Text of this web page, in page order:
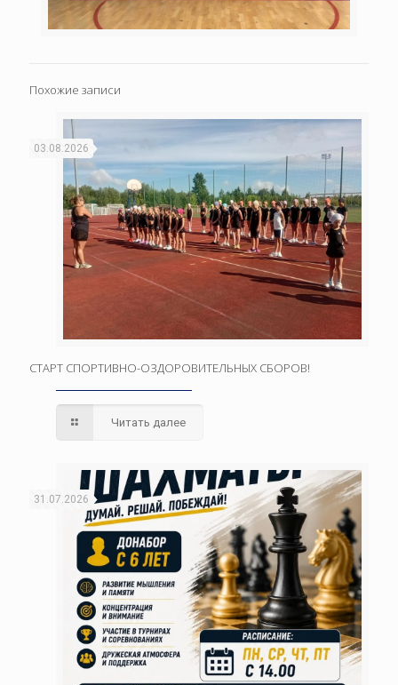
Похожие записи
03.08.2026
СТАРТ СПОРТИВНО-ОЗДОРОВИТЕЛЬНЫХ СБОРОВ!
Читать далее
31.07.2026